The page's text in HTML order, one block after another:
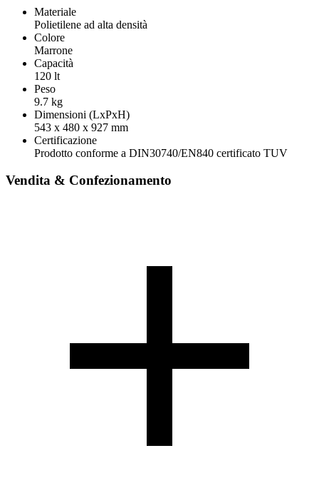
Materiale
Polietilene ad alta densità
Colore
Marrone
Capacità
120 lt
Peso
9.7 kg
Dimensioni (LxPxH)
543 x 480 x 927 mm
Certificazione
Prodotto conforme a DIN30740/EN840 certificato TUV
Vendita & Confezionamento